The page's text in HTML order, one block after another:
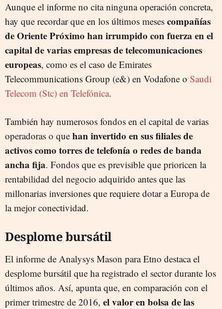
Aunque el informe no cita ninguna operación concreta,
hay que recordar que en los últimos meses compañías
de Oriente Próximo han irrumpido con fuerza en el
capital de varias empresas de telecomunicaciones
europeas, como es el caso de Emirates
Telecommunications Group (e&) en Vodafone o Saudi
Telecom (Stc) en Telefónica.
También hay numerosos fondos en el capital de varias
operadoras o que han invertido en sus filiales de
activos como torres de telefonía o redes de banda
ancha fija. Fondos que es previsible que prioricen la
rentabilidad del negocio adquirido antes que las
millonarias inversiones que requiere dotar a Europa de
la mejor conectividad.
Desplome bursátil
El informe de Analysys Mason para Etno destaca el
desplome bursátil que ha registrado el sector durante los
últimos años. Así, apunta que, en comparación con el
primer trimestre de 2016, el valor en bolsa de las